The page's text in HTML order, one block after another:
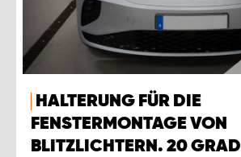
HALTERUNG FÜR DIE
FENSTERMONTAGE VON
BLITZLICHTERN. 20 GRAD